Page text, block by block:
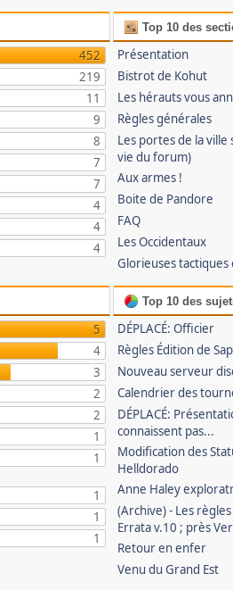
452
219
11
9
8
7
7
4
4
4
Top 10 des
Présentation
Bistrot de Kohut
Les hérauts vous
Règles générales
Les portes de la
vie du forum)
Aux armes !
Boite de Pandore
FAQ
Les Occidentaux
Glorieuses
5
4
3
2
2
1
1
1
1
1
Top 10 des
DÉPLACÉ: Officier
Règles Édition de
Nouveau serveur
Calendrier des
DÉPLACÉ:
connaissent pas...
Modification des
Helldorado
Anne Haley
(Archive) - Les
Errata v.10 ; près
Retour en enfer
Venu du Grand Est